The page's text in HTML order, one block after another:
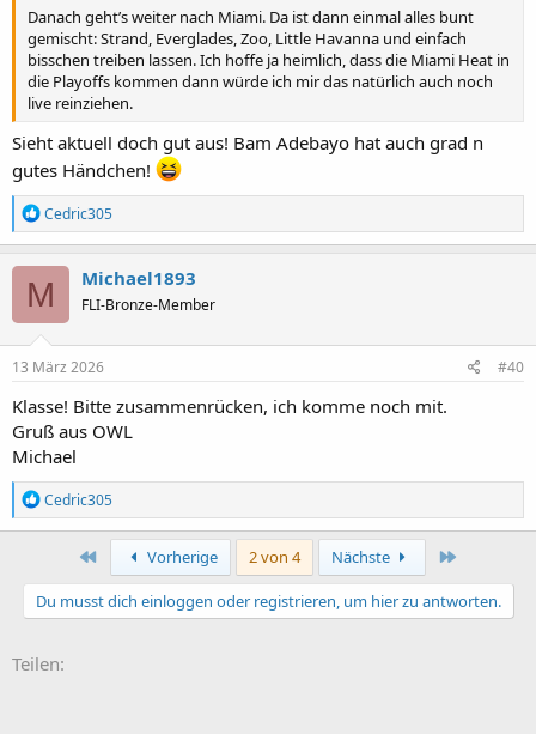
Danach geht’s weiter nach Miami. Da ist dann einmal alles bunt
gemischt: Strand, Everglades, Zoo, Little Havanna und einfach
bisschen treiben lassen. Ich hoffe ja heimlich, dass die Miami Heat in
die Playoffs kommen dann würde ich mir das natürlich auch noch
live reinziehen.
Sieht aktuell doch gut aus! Bam Adebayo hat auch grad n
gutes Händchen!
R
e
a
k
t
i
o
n
e
:
Cedric305
M Michael1893
FLI-Bronze-Member
13 März 2026 #40
Klasse! Bitte zusammenrücken, ich komme noch mit.
Gruß aus OWL
Michael
R
e
a
i
o
n
Cedric305
Erste Vorherige 2 von 4 Nächste
Du musst dich einloggen oder registrieren, um hier zu antworten.
Teilen: